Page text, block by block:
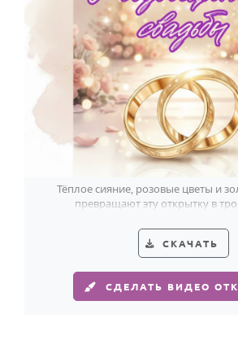
Тёплое сияние, розовые цветы и
превращают эту открытку в
СКАЧАТЬ
СДЕЛАТЬ ВИДЕО